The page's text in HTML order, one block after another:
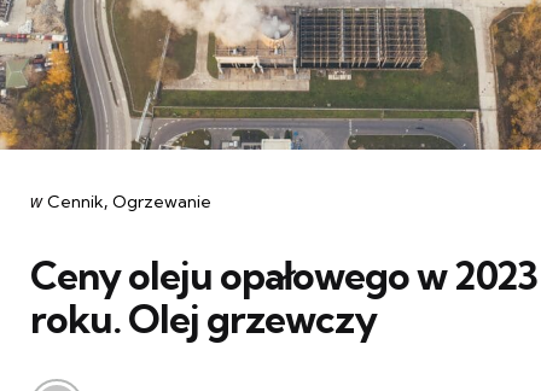
Categories
post
w Cennik Ogrzewanie
Ceny oleju opałowego w 2023
roku. Olej grzewczy